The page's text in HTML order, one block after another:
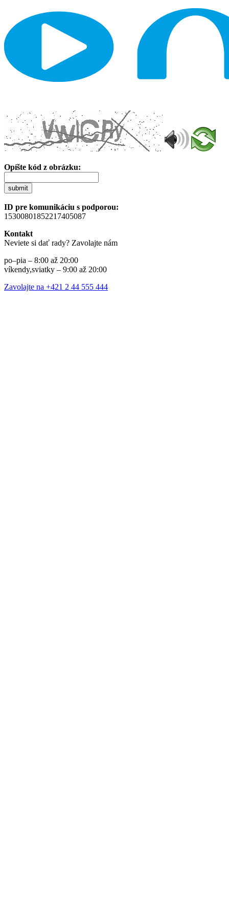
Opíšte kód z obrázku:
submit
ID pre komunikáciu s podporou:
15300801852217405087
Kontakt
Neviete si dať rady? Zavolajte nám
po–pia – 8:00 až 20:00
víkendy,sviatky – 9:00 až 20:00
Zavolajte na +421 2 44 555 444